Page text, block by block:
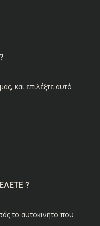
και επιλέξτε αυτό
?
το αυτοκινήτο που